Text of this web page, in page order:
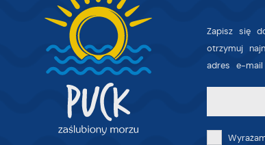
Zapisz się
otrzymuj
adres e-mail